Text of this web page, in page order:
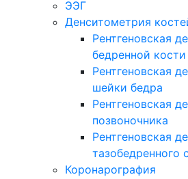
ЭЭГ
Денситометрия
Рентгеновская
бедренной кости
Рентгеновская
шейки бедра
Рентгеновская
позвоночника
Рентгеновская
тазобедренного
Коронарография